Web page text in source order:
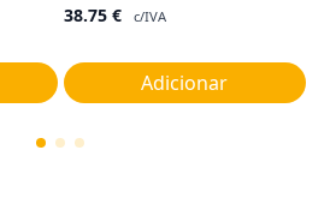
38.75 € c/IVA
Adicionar